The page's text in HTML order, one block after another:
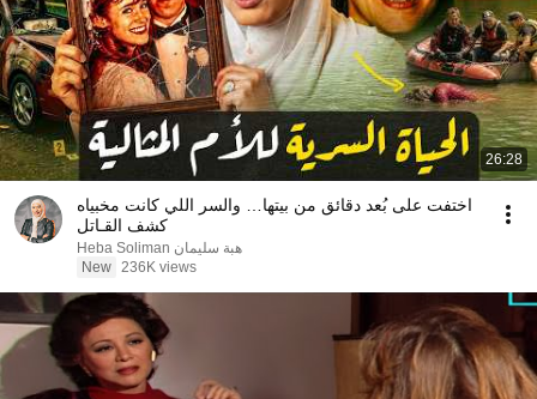
26:28
اختفت على بُعد دقائق من بيتها… والسر اللي كانت مخبياه
كشف القـاتل
Heba Soliman هبة سليمان
New 236K views